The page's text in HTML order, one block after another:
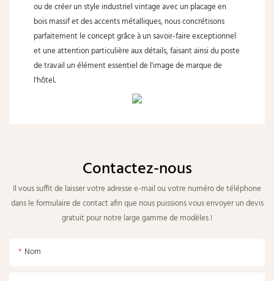
ou de créer un style industriel vintage avec un placage en
bois massif et des accents métalliques, nous concrétisons
parfaitement le concept grâce à un savoir-faire exceptionnel
et une attention particulière aux détails, faisant ainsi du poste
de travail un élément essentiel de l'image de marque de
l'hôtel.
Contactez-nous
Il vous suffit de laisser votre adresse e-mail ou votre numéro de téléphone
dans le formulaire de contact afin que nous puissions vous envoyer un devis
gratuit pour notre large gamme de modèles !
Nom